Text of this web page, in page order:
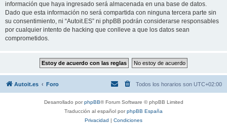
información que haya ingresado será almacenada en una base de datos.
Dado que esta información no será compartida con ninguna tercera parte sin
su consentimiento, ni “Autoit.ES” ni phpBB podrán considerarse responsables
por cualquier intento de hacking que conlleve a que los datos sean
comprometidos.
Autoit.es Foro Todos los horarios son UTC+02:00
Desarrollado porphpBB® Forum Software © phpBB Limited
Traducción al español porphpBB España
Privacidad | Condiciones